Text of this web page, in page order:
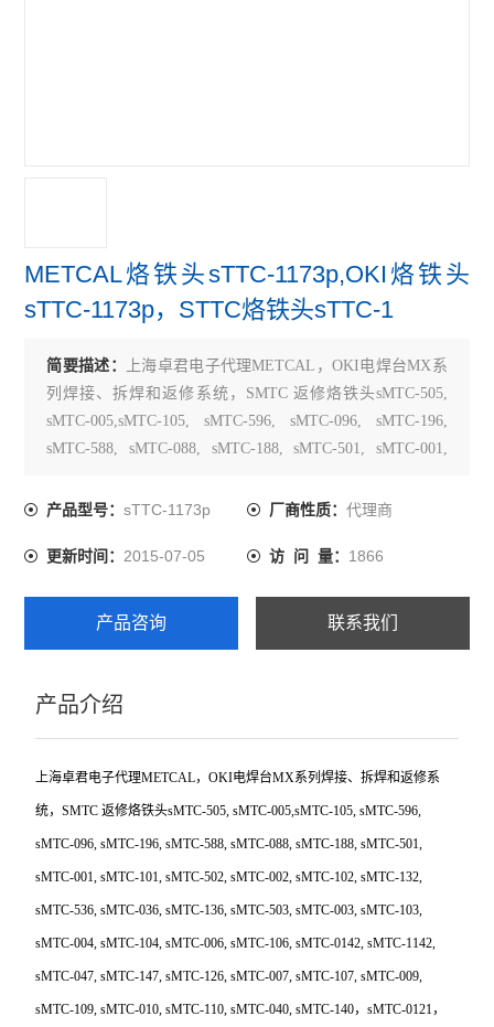
METCAL烙铁头sTTC-1173p,OKI烙铁头
sTTC-1173p，STTC烙铁头sTTC-1
简要描述：
上海卓君电子代理METCAL，OKI电焊台MX系
列焊接、拆焊和返修系统，SMTC 返修烙铁头sMTC-505,
sMTC-005,sMTC-105, sMTC-596, sMTC-096, sMTC-196,
sMTC-588, sMTC-088, sMTC-188, sMTC-501, sMTC-001,
产品型号：sTTC-1173p 厂商性质： 代理商
更新时间：2015-07-05 访 问 量： 1866
产品咨询 联系我们
产品介绍
上海卓君电子代理METCAL，OKI电焊台MX系列焊接、拆焊和返修系
统，SMTC 返修烙铁头sMTC-505, sMTC-005,sMTC-105, sMTC-596,
sMTC-096, sMTC-196, sMTC-588, sMTC-088, sMTC-188, sMTC-501,
sMTC-001, sMTC-101, sMTC-502, sMTC-002, sMTC-102, sMTC-132,
sMTC-536, sMTC-036, sMTC-136, sMTC-503, sMTC-003, sMTC-103,
sMTC-004, sMTC-104, sMTC-006, sMTC-106, sMTC-0142, sMTC-1142,
sMTC-047, sMTC-147, sMTC-126, sMTC-007, sMTC-107, sMTC-009,
sMTC-109, sMTC-010, sMTC-110, sMTC-040, sMTC-140，sMTC-0121，